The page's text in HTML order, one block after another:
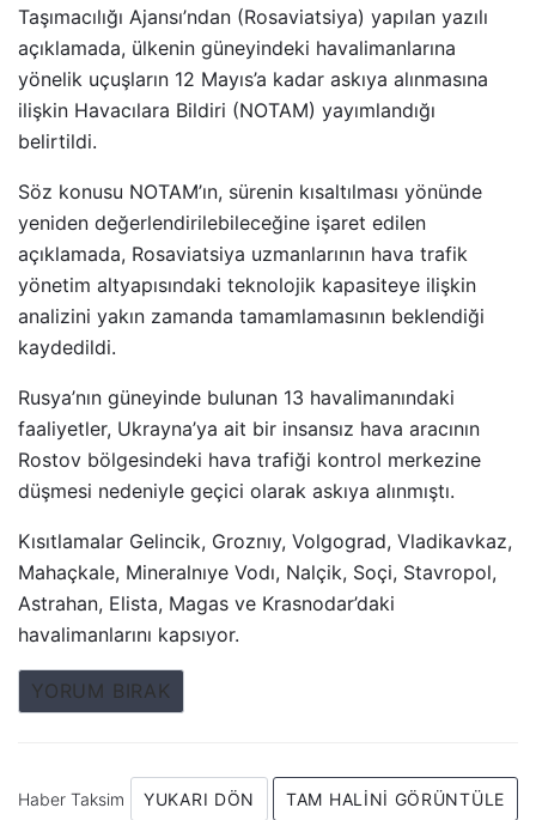
Taşımacılığı Ajansı’ndan (Rosaviatsiya) yapılan yazılı
açıklamada, ülkenin güneyindeki havalimanlarına
yönelik uçuşların 12 Mayıs’a kadar askıya alınmasına
ilişkin Havacılara Bildiri (NOTAM) yayımlandığı
belirtildi.
Söz konusu NOTAM’ın, sürenin kısaltılması yönünde
yeniden değerlendirilebileceğine işaret edilen
açıklamada, Rosaviatsiya uzmanlarının hava trafik
yönetim altyapısındaki teknolojik kapasiteye ilişkin
analizini yakın zamanda tamamlamasının beklendiği
kaydedildi.
Rusya’nın güneyinde bulunan 13 havalimanındaki
faaliyetler, Ukrayna’ya ait bir insansız hava aracının
Rostov bölgesindeki hava trafiği kontrol merkezine
düşmesi nedeniyle geçici olarak askıya alınmıştı.
Kısıtlamalar Gelincik, Groznıy, Volgograd, Vladikavkaz,
Mahaçkale, Mineralnıye Vodı, Nalçik, Soçi, Stavropol,
Astrahan, Elista, Magas ve Krasnodar’daki
havalimanlarını kapsıyor.
YORUM BIRAK
Haber Taksim YUKARI DÖN TAM HALINI GÖRÜNTÜLE